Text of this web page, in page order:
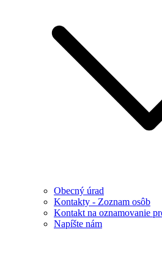
Obecný úrad
Kontakty - Zoznam osôb
Kontakt na oznamovanie
Napíšte nám